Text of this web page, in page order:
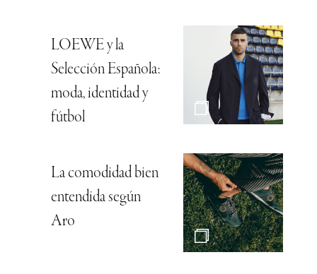
LOEWE y la
Selección Española:
moda, identidad y
fútbol
La comodidad bien
entendida según
Aro